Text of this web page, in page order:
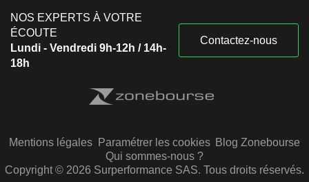
NOS EXPERTS À VOTRE
ÉCOUTE
Lundi - Vendredi 9h-12h / 14h-
18h
Contactez-nous
Mentions légales Paramétrer les cookies Blog Zonebourse
Qui sommes-nous ?
Copyright © 2026 Surperformance SAS. Tous droits réservés.